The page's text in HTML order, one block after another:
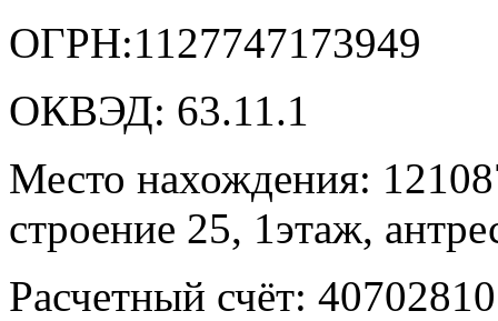
ОГРН:1127747173949
ОКВЭД: 63.11.1
Место нахождения:
строение 25, 1этаж,
Расчетный счёт: